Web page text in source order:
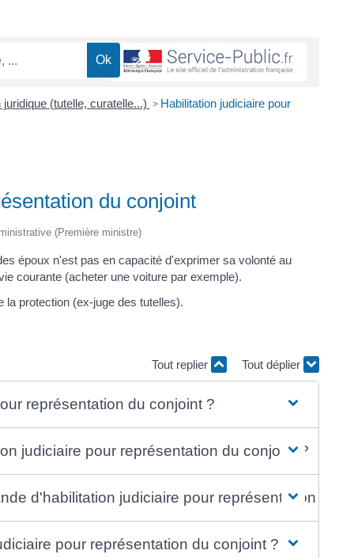
(tutelle, curatelle...) > Habilitation judiciaire pour
du conjoint
(Première ministre)
époux n'est pas en capacité d'exprimer sa volonté au
courante (acheter une voiture par exemple).
la protection (ex-juge des tutelles).
Tout replier Tout déplier
représentation du conjoint ?
judiciaire pour représentation du conjoint ?
d'habilitation judiciaire pour représentation du
pour représentation du conjoint ?